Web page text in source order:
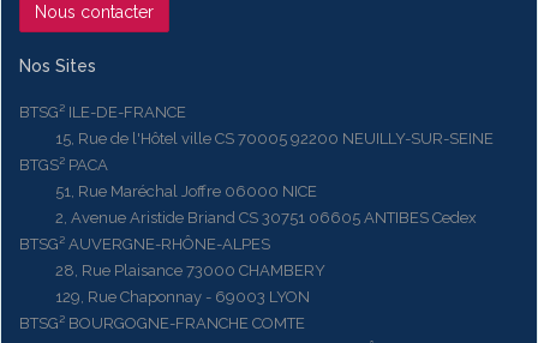
Nous contacter
Nos Sites
BTSG² ILE-DE-FRANCE
15, Rue de l'Hôtel ville CS 70005 92200 NEUILLY-SUR-SEINE
BTGS² PACA
51, Rue Maréchal Joffre 06000 NICE
2, Avenue Aristide Briand CS 30751 06605 ANTIBES Cedex
BTSG² AUVERGNE-RHÔNE-ALPES
28, Rue Plaisance 73000 CHAMBERY
129, Rue Chaponnay - 69003 LYON
BTSG² BOURGOGNE-FRANCHE COMTE